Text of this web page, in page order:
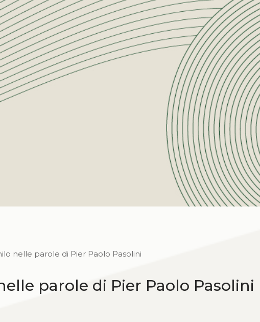
nelle parole di Pier Paolo Pasolini
parole di Pier Paolo Pasolini